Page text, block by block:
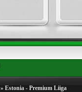
» Estonia - Premium Liiga